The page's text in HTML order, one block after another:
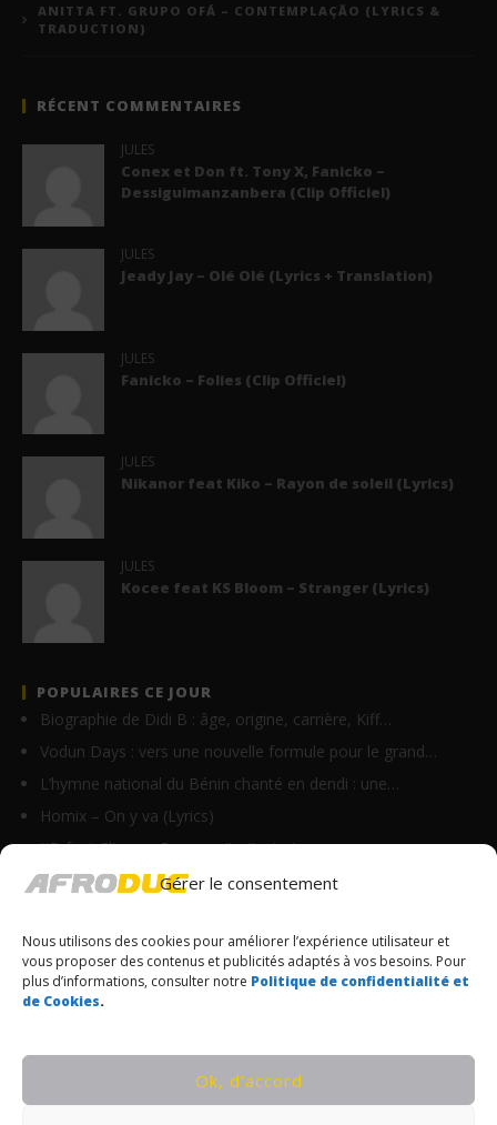
Gérer le consentement
Nous utilisons des cookies pour améliorer l’expérience utilisateur et
vous proposer des contenus et publicités adaptés à vos besoins. Pour
plus d’informations, consulter notre Politique de confidentialité et
de Cookies.
Ok, d’accord
ANITTA FT. GRUPO OFÁ – CONTEMPLAÇÃO (LYRICS &
TRADUCTION)
RÉCENT COMMENTAIRES
JULES
Conex et Don ft. Tony X, Fanicko –
Dessiguimanzanbera (Clip Officiel)
JULES
Jeady Jay – Olé Olé (Lyrics + Translation)
JULES
Fanicko – Folies (Clip Officiel)
JULES
Nikanor feat Kiko – Rayon de soleil (Lyrics)
JULES
Kocee feat KS Bloom – Stranger (Lyrics)
POPULAIRES CE JOUR
Biographie de Didi B : âge, origine, carrière, Kiff…
Vodun Days : vers une nouvelle formule pour le grand…
L’hymne national du Bénin chanté en dendi : une…
Homix – On y va (Lyrics)
JID feat Clipse – Community (Lyrics)
La Fouine ft Kaaris – Vision (Lyrics)
Madano ft Fanicko – Sweet Vanilla (Lyrics)
Vano Baby – Do bandi min (Lyrics)
Defty – Pull up (Lyrics)
© Copyrights Afroduc | Tous droits réservés